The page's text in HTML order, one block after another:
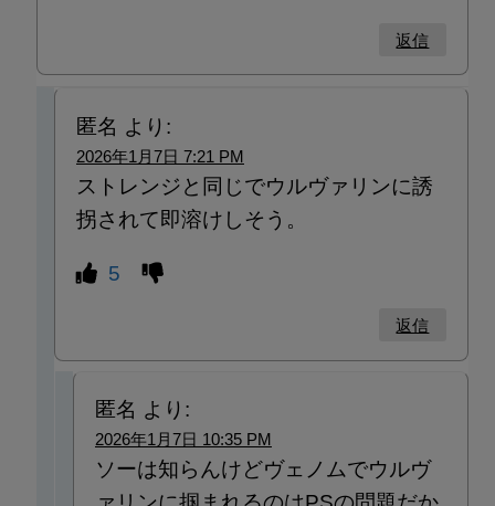
返信
匿名 より:
2026年1月7日 7:21 PM
ストレンジと同じでウルヴァリンに誘
拐されて即溶けしそう。
5
返信
匿名 より:
2026年1月7日 10:35 PM
ソーは知らんけどヴェノムでウルヴ